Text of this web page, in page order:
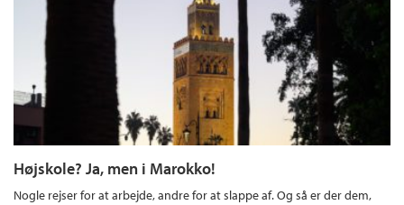
Højskole? Ja, men i Marokko!
Nogle rejser for at arbejde, andre for at slappe af. Og så er der dem,